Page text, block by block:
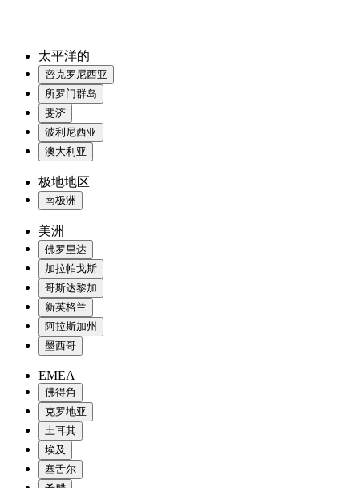
太平洋的
密克罗尼西亚
所罗门群岛
斐济
波利尼西亚
澳大利亚
极地地区
南极洲
美洲
佛罗里达
加拉帕戈斯
哥斯达黎加
新英格兰
阿拉斯加州
墨西哥
EMEA
佛得角
克罗地亚
土耳其
埃及
塞舌尔